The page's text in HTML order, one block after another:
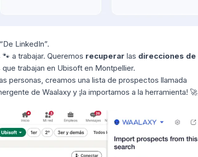
LinkedIn”.
a trabajar. Queremos recuperar las direcciones de
trabajan en Ubisoft en Montpellier.
personas, creamos una lista de prospectos llamada
de Waalaxy y ¡la importamos a la herramienta! 🚀